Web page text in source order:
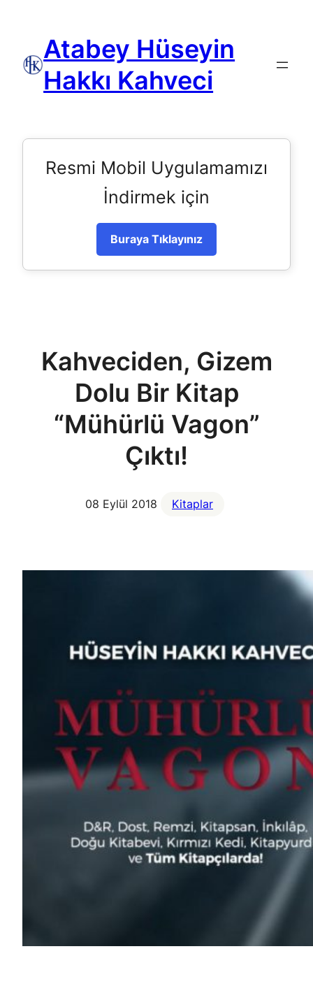
Atabey Hüseyin
Hakkı Kahveci
Resmi Mobil Uygulamamızı
İndirmek için
Buraya Tıklayınız
Kahveciden, Gizem
Dolu Bir Kitap
“Mühürlü Vagon”
Çıktı!
08 Eylül 2018 Kitaplar